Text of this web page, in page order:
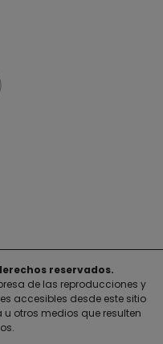
reservados.
de las reproducciones y
accesibles desde este sitio
otros medios que resulten